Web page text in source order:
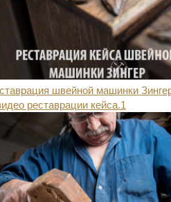
швейной машинки
реставрации кейса.1